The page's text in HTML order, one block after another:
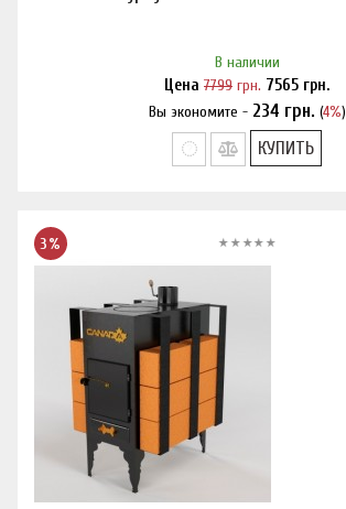
В наличии
Цена 7799 грн. 7565 грн.
Вы экономите - 234 грн. (4%)
Нашли дешевле?
КУПИТЬ
3%